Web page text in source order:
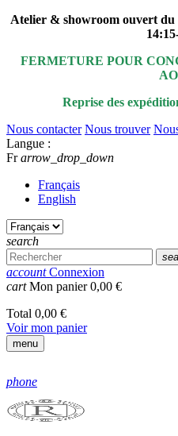
Atelier & showroom ouvert du
FERMETURE POUR
Reprise des
Nous contacter Nous trouver
Langue :
Fr arrow_drop_down
Français
English
search
account Connexion
cart Mon panier0,00 €
Total 0,00 €
Voir mon panier
menu
phone